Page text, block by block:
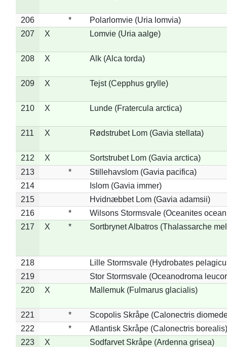
206 *
Polarlomvie (Uria lomvia)
207
X Lomvie (Uria aalge)
208 X Alk (Alca torda)
209 X Tejst (Cepphus grylle)
210 X Lunde (Fratercula arctica)
211 X Rødstrubet Lom (Gavia stellata)
212 X
Sortstrubet Lom (Gavia arctica)
213
*
Stillehavslom (Gavia pacifica)
214
Islom (Gavia immer)
215
Hvidnæbbet Lom (Gavia adamsii)
216
*
Wilsons Stormsvale (Oceanites
217
X * Sortbrynet Albatros (Thalassarche
218
Lille Stormsvale (Hydrobates
219
Stor Stormsvale (Oceanodroma
220
X Mallemuk (Fulmarus glacialis)
221 *
Scopolis Skråpe (Calonectris
222
*
Atlantisk Skråpe (Calonectris borealis)
223
X Sodfarvet Skråpe (Ardenna grisea)